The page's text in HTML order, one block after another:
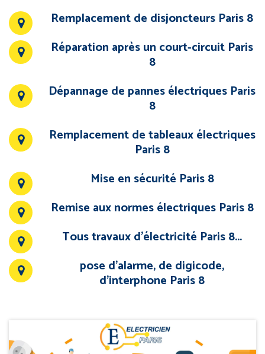
Remplacement de disjoncteurs Paris 8
Réparation après un court-circuit Paris
8
Dépannage de pannes électriques Paris
8
Remplacement de tableaux électriques
Paris 8
Mise en sécurité Paris 8
Remise aux normes électriques Paris 8
Tous travaux d’électricité Paris 8...
pose d’alarme, de digicode,
d’interphone Paris 8